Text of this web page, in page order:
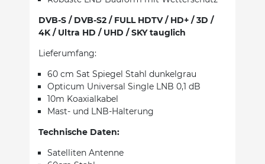
DVB-S / DVB-S2 / FULL HDTV / HD+ / 3D /
4K / Ultra HD / UHD / SKY tauglich
Lieferumfang:
60 cm Sat Spiegel Stahl dunkelgrau
Opticum Universal Single LNB 0,1 dB
10m Koaxialkabel
Mast- und LNB-Halterung
Technische Daten:
Satelliten Antenne